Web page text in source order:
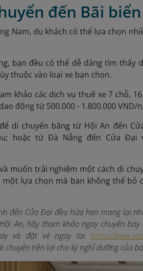
đến Bãi
Nam, du khách có thể lựa chọn
bạn đều có thể dễ dàng tìm thấy
thuộc vào loại xe bạn chọn.
khảo các dịch vụ thuê xe 7 chỗ,
động từ 500.000 - 1.800.000 VND/
di chuyển bằng từ Hội An đến
hoặc từ Đà Nẵng đến Cửa Đại
muốn trải nghiệm một cách di
lựa chọn mà bạn không thể bỏ
đến Cửa Đại đều hứa hẹn mang lại
An, hãy tham khảo ngay chuyến
và đặt vé ngay tại https://
chuyện tiện lợi cho kỳ nghỉ dưỡng của